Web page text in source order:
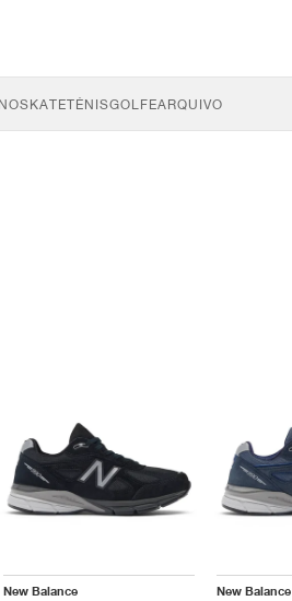
SKATETÉNISGOLFEARQUIVO
New Balance New Balance